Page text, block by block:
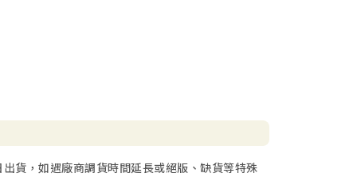
貨，如遇廠商調貨時間延長或絕版、缺貨等特殊